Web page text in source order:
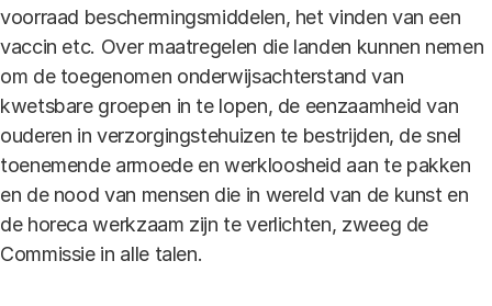
voorraad beschermingsmiddelen, het vinden van een
vaccin etc. Over maatregelen die landen kunnen nemen
om de toegenomen onderwijsachterstand van
kwetsbare groepen in te lopen, de eenzaamheid van
ouderen in verzorgingstehuizen te bestrijden, de snel
toenemende armoede en werkloosheid aan te pakken
en de nood van mensen die in wereld van de kunst en
de horeca werkzaam zijn te verlichten, zweeg de
Commissie in alle talen.